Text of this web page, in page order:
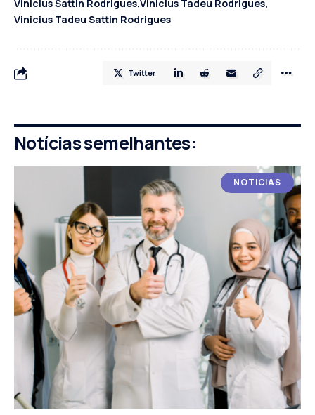
Vinicius Sattin Rodrigues Vinicius Tadeu Rodrigues
Vinicius Tadeu Sattin Rodrigues
Twitter
Notícias semelhantes:
NOTICIAS